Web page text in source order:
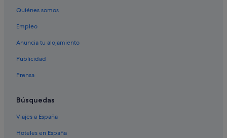
Quiénes somos
Empleo
Anuncia tu alojamiento
Publicidad
Prensa
Búsquedas
Viajes a España
Hoteles en España